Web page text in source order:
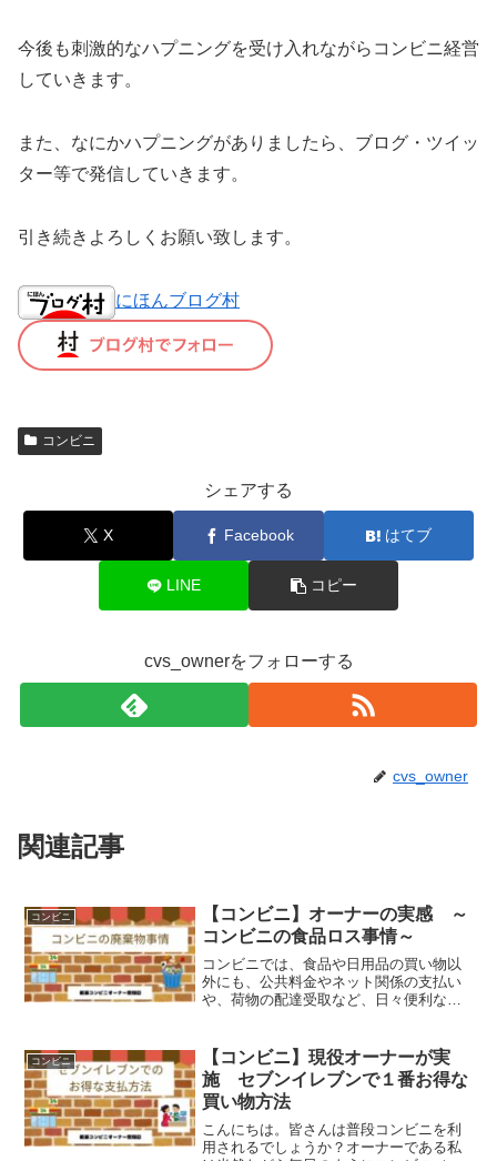
今後も刺激的なハプニングを受け入れながらコンビニ経営
していきます。
また、なにかハプニングがありましたら、ブログ・ツイッ
ター等で発信していきます。
引き続きよろしくお願い致します。
にほんブログ村
コンビニ
シェアする
X Facebook はてブ
LINE コピー
cvs_ownerをフォローする
cvs_owner
関連記事
コンビニ
【コンビニ】オーナーの実感 ～
コンビニの食品ロス事情～
コンビニでは、食品や日用品の買い物以
外にも、公共料金やネット関係の支払い
や、荷物の配達受取など、日々便利な社
業界も、いくつか大きな社会課題を抱え
ています。そのひとつが、...
コンビニ
【コンビニ】現役オーナーが実
施 セブンイレブンで１番お得な
買い物方法
こんにちは。皆さんは普段コンビニを利
用されるでしょうか？オーナーである私